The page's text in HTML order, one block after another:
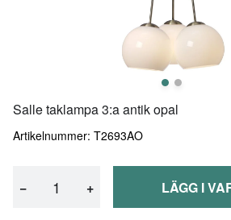
Salle taklampa 3:a antik opal
Artikelnummer: T2693AO
− + LÄGG I